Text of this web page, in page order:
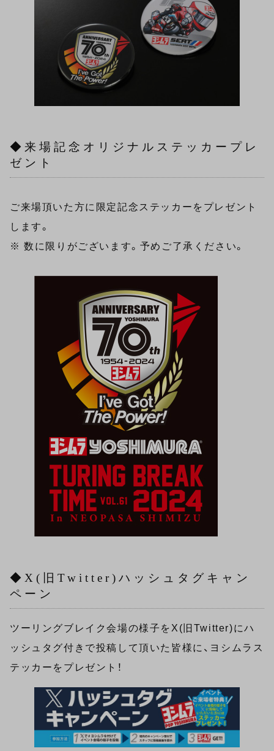
◆来場記念オリジナルステッカープレ
ゼント
ご来場頂いた方に限定記念ステッカーをプレゼント
します。
※ 数に限りがございます。予めご了承ください。
◆X(旧Twitter)ハッシュタグキャン
ペーン
ツーリングブレイク会場の様子をX(旧Twitter)にハ
ッシュタグ付きで投稿して頂いた皆様に、ヨシムラス
テッカーをプレゼント！